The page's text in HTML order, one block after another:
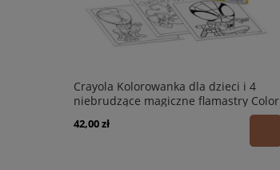
Crayola Kolorowanka dla dzieci i 4
niebrudzące magiczne flamastry Color
Wonder Mess Free Spidey i super-
kumple 3+
42,00 zł